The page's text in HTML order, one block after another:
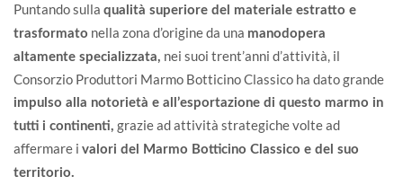
Puntando sulla qualità superiore del materiale estratto e
trasformato nella zona d’origine da una manodopera
altamente specializzata, nei suoi trent’anni d’attività, il
Consorzio Produttori Marmo Botticino Classico ha dato grande
impulso alla notorietà e all’esportazione di questo marmo in
tutti i continenti, grazie ad attività strategiche volte ad
affermare i valori del Marmo Botticino Classico e del suo
territorio.